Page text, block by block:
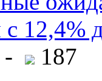
с 12,4%
187